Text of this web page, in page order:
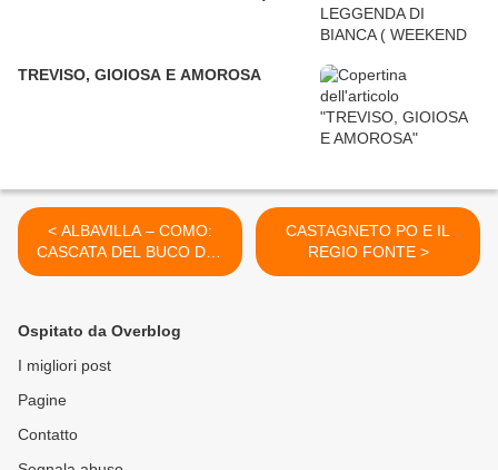
TREVISO, GIOIOSA E AMOROSA
< ALBAVILLA – COMO:
CASCATA DEL BUCO DEL
PIOMBO. QUANDO
CASTAGNETO PO E IL
REGIO FONTE >
Ospitato da Overblog
I migliori post
Pagine
Contatto